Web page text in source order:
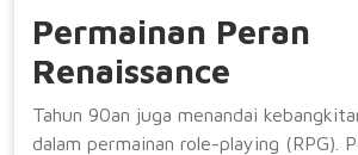
Permainan Peran
Renaissance
Tahun 90an juga menandai
dalam permainan role-playing (RPG).